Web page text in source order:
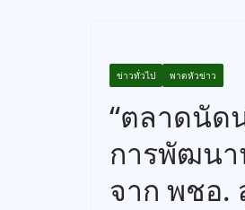
ข่าวทั่วไป พาดหัวข่าว
“ตลาดนัด
การพัฒน
จาก พชอ.